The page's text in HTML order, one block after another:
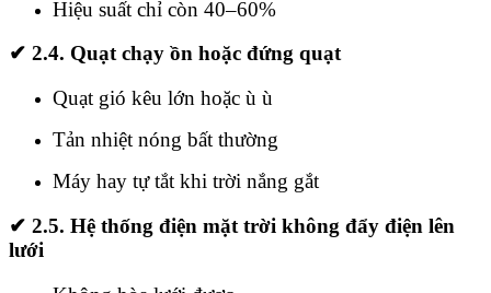
Hiệu suất chỉ còn 40–60%
✔ 2.4. Quạt chạy ồn hoặc đứng quạt
Quạt gió kêu lớn hoặc ù ù
Tản nhiệt nóng bất thường
Máy hay tự tắt khi trời nắng gắt
✔ 2.5. Hệ thống điện mặt trời không đẩy điện lên
lưới